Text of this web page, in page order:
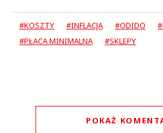
#KOSZTY #INFLACJA #ODIDO
#PŁACA MINIMALNA
#SKLEPY
POKAŻ